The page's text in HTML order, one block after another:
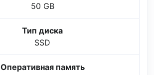
50 GB
Тип диска
SSD
Оперативная память